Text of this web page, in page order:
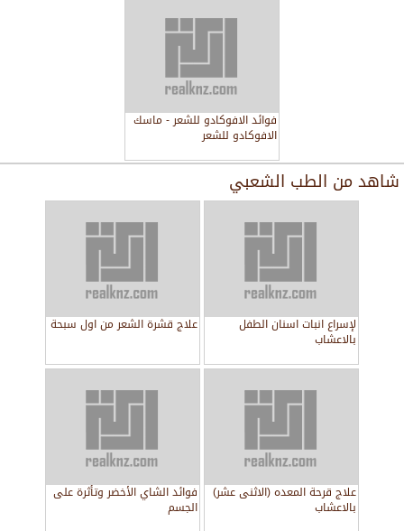
فوائد الافوكادو للشعر - ماسك
الافوكادو للشعر
شاهد من الطب الشعبي
لإسراع انبات اسنان الطفل
بالاعشاب
علاج قشرة الشعر من اول سبحة
علاج قرحة المعده (الاثنى عشر)
بالاعشاب
فوائد الشاي الأخضر وتأثرة على
الجسم